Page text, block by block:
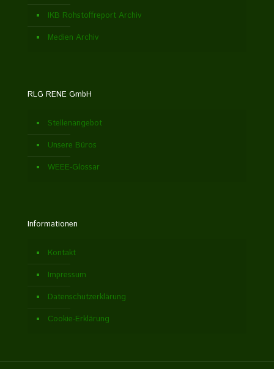
IKB Rohstoffreport Archiv
Medien Archiv
RLG RENE GmbH
Stellenangebot
Unsere Büros
WEEE-Glossar
Informationen
Kontakt
Impressum
Datenschutzerklärung
Cookie-Erklärung